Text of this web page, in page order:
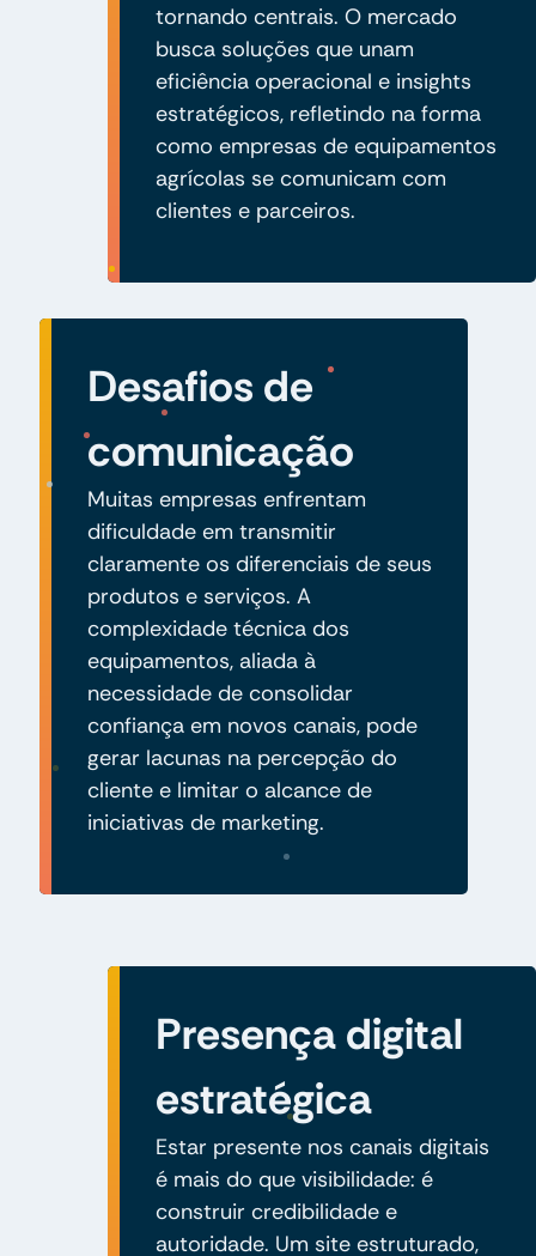
tornando centrais. O mercado
busca soluções que unam
eficiência operacional e insights
estratégicos, refletindo na forma
como empresas de equipamentos
agrícolas se comunicam com
clientes e parceiros.
Desafios de
comunicação
Muitas empresas enfrentam
dificuldade em transmitir
claramente os diferenciais de seus
produtos e serviços. A
complexidade técnica dos
equipamentos, aliada à
necessidade de consolidar
confiança em novos canais, pode
gerar lacunas na percepção do
cliente e limitar o alcance de
iniciativas de marketing.
Presença digital
estratégica
Estar presente nos canais digitais
é mais do que visibilidade: é
construir credibilidade e
autoridade. Um site estruturado,